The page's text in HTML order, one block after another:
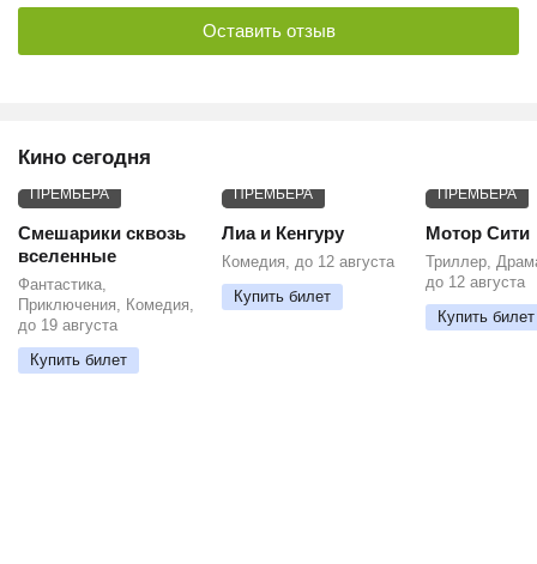
Оставить отзыв
Кино сегодня
ПРЕМЬЕРА
Смешарики сквозь
вселенные
Фантастика,
Приключения, Комедия,
до 19 августа
Купить билет
ПРЕМЬЕРА
Лиа и Кенгуру
Комедия, до 12 августа
Купить билет
ПРЕМЬЕРА
Мотор Сити
Триллер,
до 12 августа
Купить билет